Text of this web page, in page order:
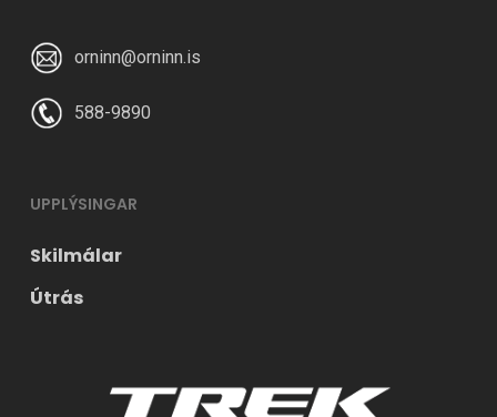
orninn@orninn.is
588-9890
UPPLÝSINGAR
Skilmálar
Útrás